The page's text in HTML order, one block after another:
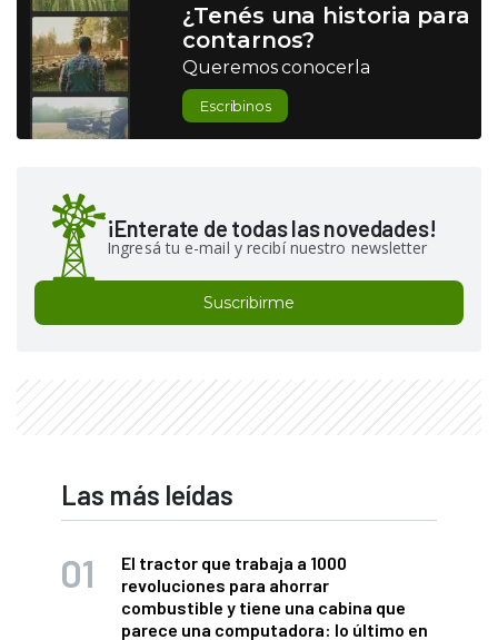
¿Tenés una historia para
contarnos?
Queremos conocerla
Escribinos
¡Enterate de todas las novedades!
Ingresá tu e-mail y recibí nuestro newsletter
Suscribirme
Las más leídas
El tractor que trabaja a 1000
revoluciones para ahorrar
combustible y tiene una cabina que
parece una computadora: lo último en